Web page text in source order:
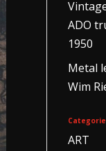
ADO
1950
Metal
Wim
ART